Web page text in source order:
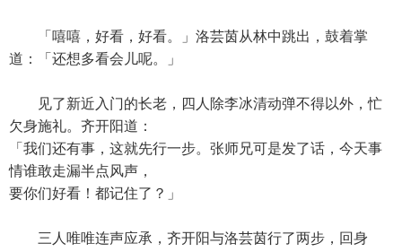
「嘻嘻，好看，好看。」洛芸茵从林中跳出，鼓着掌
道：「还想多看会儿呢。」
见了新近入门的长老，四人除李冰清动弹不得以外，忙
欠身施礼。齐开阳道：
「我们还有事，这就先行一步。张师兄可是发了话，今天事
情谁敢走漏半点风声，
要你们好看！都记住了？」
三人唯唯连声应承，齐开阳与洛芸茵行了两步，回身